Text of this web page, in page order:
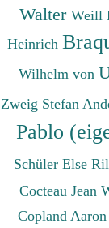
Walter Weill
Heinrich
Wilhelm von
Zweig Stefan
Pablo
Schüler Else
Cocteau Jean
Copland Aaron